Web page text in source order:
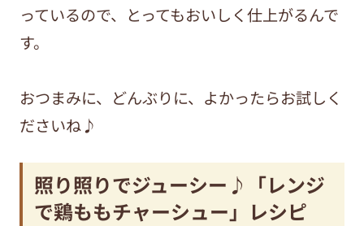
っているので、とってもおいしく仕上がるんで
す。
おつまみに、どんぶりに、よかったらお試しく
ださいね♪
照り照りでジューシー♪「レンジ
で鶏ももチャーシュー」レシピ